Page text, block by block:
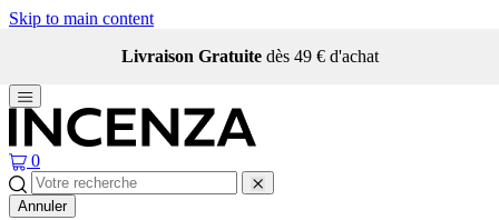
Skip to main content
Livraison Gratuite dès 49 € d'achat
0
Annuler